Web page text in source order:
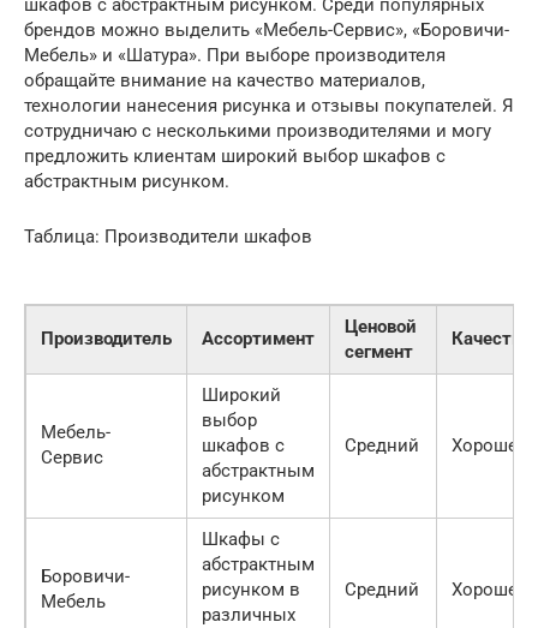
шкафов с абстрактным рисунком. Среди популярных
брендов можно выделить «Мебель-Сервис», «Боровичи-
Мебель» и «Шатура». При выборе производителя
обращайте внимание на качество материалов,
технологии нанесения рисунка и отзывы покупателей. Я
сотрудничаю с несколькими производителями и могу
предложить клиентам широкий выбор шкафов с
абстрактным рисунком.
Таблица: Производители шкафов
Производитель Ассортимент
Ценовой
сегмент
Качество
Мебель-
Сервис
Широкий
выбор
шкафов с
абстрактным
рисунком
Средний Хорошее
Боровичи-
Мебель
Шкафы с
абстрактным
рисунком в
различных
Средний Хорошее